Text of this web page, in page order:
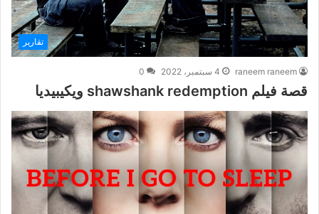
تقارير
raneem raneem 4 سبتمبر، 2022 0
قصة فيلم shawshank redemption ويكيبيديا